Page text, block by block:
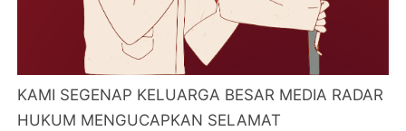
KAMI SEGENAP KELUARGA BESAR MEDIA RADAR
HUKUM MENGUCAPKAN SELAMAT